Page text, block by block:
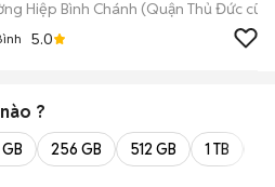
Hiệp Bình Chánh (Quận Thủ Đức cũ)
5.0
nào ?
256 GB 512 GB 1 TB